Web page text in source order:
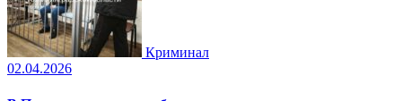
Криминал
02.04.2026